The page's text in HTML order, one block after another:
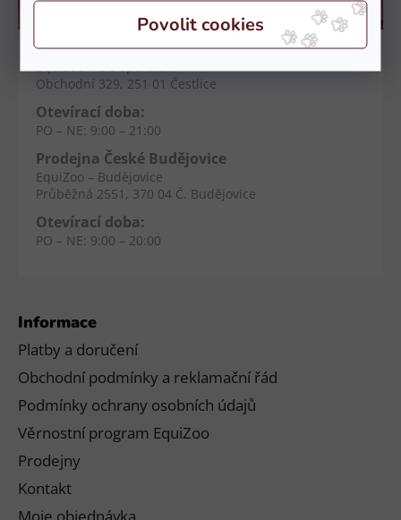
Informace
Platby a doručení
Obchodní podmínky a reklamační řád
Podmínky ochrany osobních údajů
Věrnostní program EquiZoo
Prodejny
Kontakt
Moje objednávka
Kamenné prodejny
Prodejna Čestlice
Obchodní 329, 251 01 Čestlice
Otevírací doba:
PO – NE: 9:00 – 21:00
Prodejna České Budějovice
EquiZoo – Budějovice
Průběžná 2551, 370 04 Č. Budějovice
Otevírací doba:
PO – NE: 9:00 – 20:00